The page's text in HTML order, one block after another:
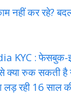
नहीं कर रहे?
KYC : फेसबुक-
क्या रुक सकती है
लड़ रही 16 साल